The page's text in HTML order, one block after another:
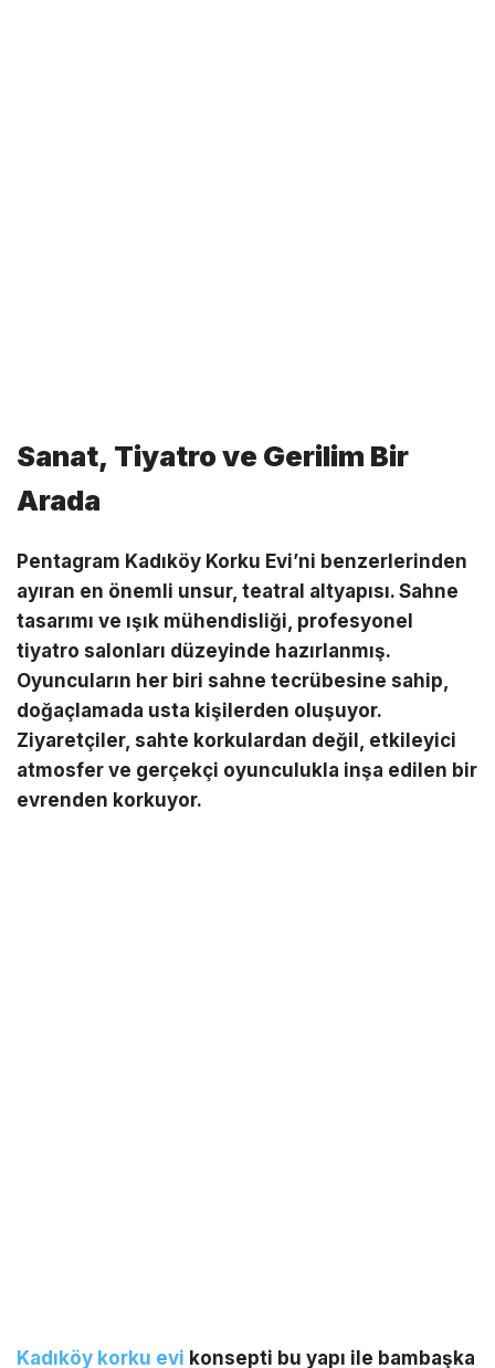
Sanat, Tiyatro ve Gerilim Bir
Arada
Pentagram Kadıköy Korku Evi’ni benzerlerinden
ayıran en önemli unsur, teatral altyapısı. Sahne
tasarımı ve ışık mühendisliği, profesyonel
tiyatro salonları düzeyinde hazırlanmış.
Oyuncuların her biri sahne tecrübesine sahip,
doğaçlamada usta kişilerden oluşuyor.
Ziyaretçiler, sahte korkulardan değil, etkileyici
atmosfer ve gerçekçi oyunculukla inşa edilen bir
evrenden korkuyor.
Kadıköy korku evi konsepti bu yapı ile bambaşka